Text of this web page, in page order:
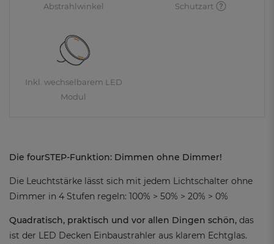
Abstrahlwinkel Schutzart
Inkl. wechselbarem LED
Modul
Die fourSTEP-Funktion: Dimmen ohne Dimmer!
Die Leuchtstärke lässt sich mit jedem Lichtschalter ohne
Dimmer in 4 Stufen regeln: 100% > 50% > 20% > 0%
Quadratisch, praktisch und vor allen Dingen schön, das
ist der LED Decken Einbaustrahler aus klarem Echtglas.